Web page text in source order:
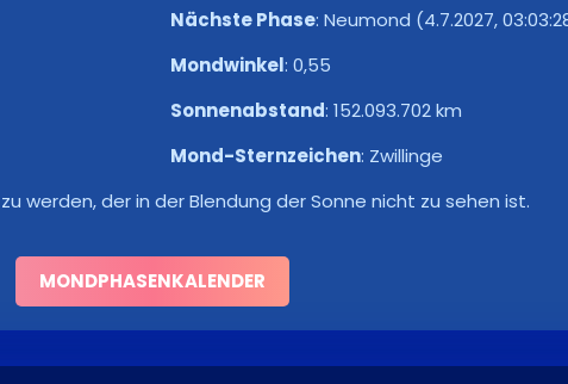
Nächste Phase: Neumond (4.7.2027,
Mondwinkel: 0,55
Sonnenabstand: 152.093.702 km
Mond-Sternzeichen: Zwillinge
werden, der in der Blendung der Sonne nicht zu sehen ist.
MONDPHASENKALENDER